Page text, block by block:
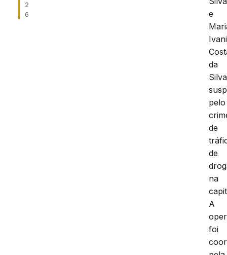
2
6
e
da
pelo
de
de
na
A
foi